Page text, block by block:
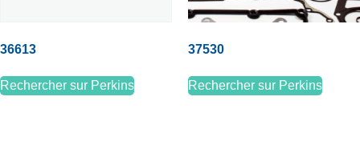
36613
Rechercher sur Perkins
37530
Rechercher sur Perkins